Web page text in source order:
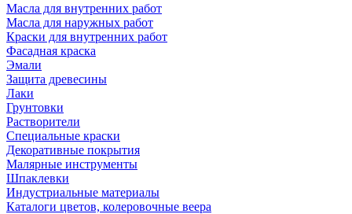
Масла для внутренних работ
Масла для наружных работ
Краски для внутренних работ
Фасадная краска
Эмали
Защита древесины
Лаки
Грунтовки
Растворители
Специальные краски
Декоративные покрытия
Малярные инструменты
Шпаклевки
Индустриальные материалы
Каталоги цветов, колеровочные веера